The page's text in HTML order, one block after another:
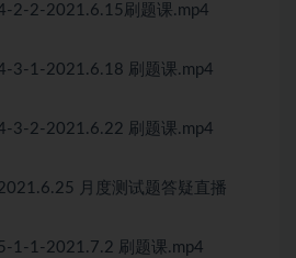
2-2-2021.6.15刷题课.mp4
3-1-2021.6.18 刷题课.mp4
3-2-2021.6.22 刷题课.mp4
月度测试题答疑直播
1-1-2021.7.2 刷题课.mp4